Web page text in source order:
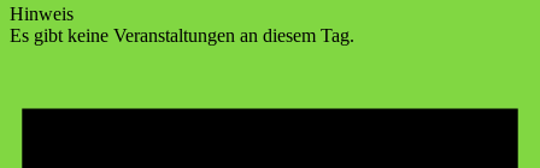
Hinweis
Es gibt keine Veranstaltungen an diesem Tag.